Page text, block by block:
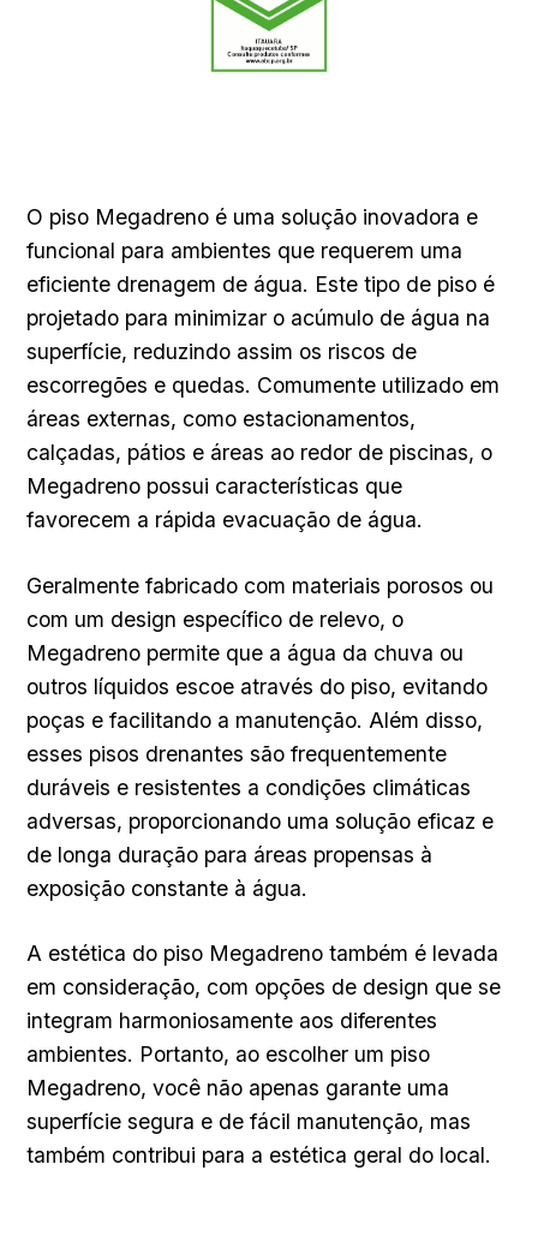
O piso Megadreno é uma solução inovadora e
funcional para ambientes que requerem uma
eficiente drenagem de água. Este tipo de piso é
projetado para minimizar o acúmulo de água na
superfície, reduzindo assim os riscos de
escorregões e quedas. Comumente utilizado em
áreas externas, como estacionamentos,
calçadas, pátios e áreas ao redor de piscinas, o
Megadreno possui características que
favorecem a rápida evacuação de água.
Geralmente fabricado com materiais porosos ou
com um design específico de relevo, o
Megadreno permite que a água da chuva ou
outros líquidos escoe através do piso, evitando
poças e facilitando a manutenção. Além disso,
esses pisos drenantes são frequentemente
duráveis e resistentes a condições climáticas
adversas, proporcionando uma solução eficaz e
de longa duração para áreas propensas à
exposição constante à água.
A estética do piso Megadreno também é levada
em consideração, com opções de design que se
integram harmoniosamente aos diferentes
ambientes. Portanto, ao escolher um piso
Megadreno, você não apenas garante uma
superfície segura e de fácil manutenção, mas
também contribui para a estética geral do local.